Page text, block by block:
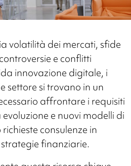
volatilità dei mercati, sfide
e conflitti
innovazione digitale, i
settore si trovano in un
affrontare i requisiti
e nuovi modelli di
consulenze in
finanziarie.